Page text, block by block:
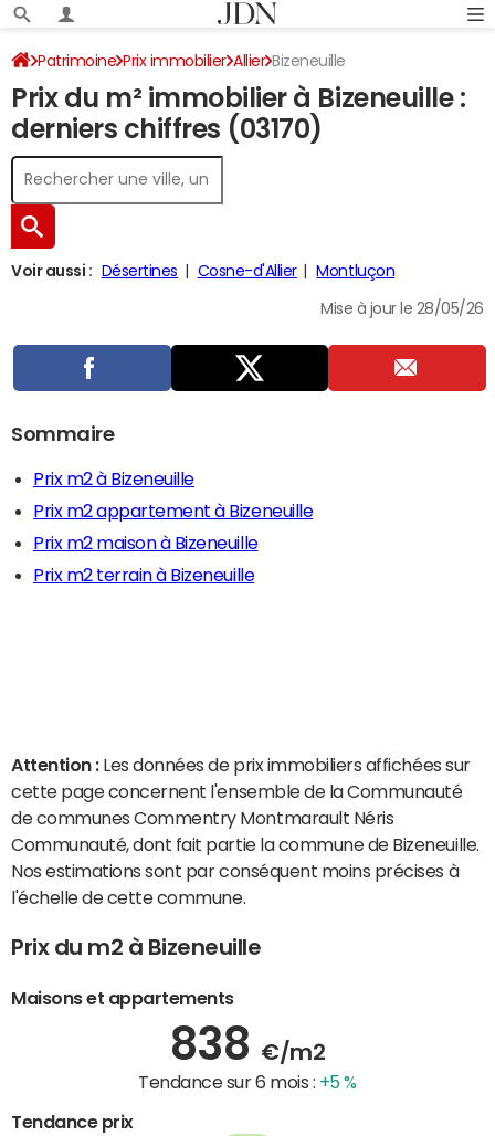
Patrimoine Prix immobilier Allier Bizeneuille
Prix du m² immobilier à Bizeneuille :
derniers chiffres (03170)
Voir aussi : Désertines Cosne-d'Allier Montluçon
Mise à jour le 28/05/26
Sommaire
Prix m2 à Bizeneuille
Prix m2 appartement à Bizeneuille
Prix m2 maison à Bizeneuille
Prix m2 terrain à Bizeneuille
Attention : Les données de prix immobiliers affichées sur
cette page concernent l'ensemble de la Communauté
de communes Commentry Montmarault Néris
Communauté, dont fait partie la commune de Bizeneuille.
Nos estimations sont par conséquent moins précises à
l'échelle de cette commune.
Prix du m2 à Bizeneuille
Maisons et appartements
838 €/m2
Tendance sur 6 mois : +5 %
Tendance prix